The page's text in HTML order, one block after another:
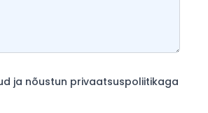
ja nõustun privaatsuspoliitikaga